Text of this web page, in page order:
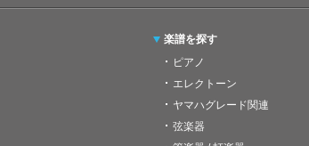
楽譜を探す
ピアノ
エレクトーン
ヤマハグレード関連
弦楽器